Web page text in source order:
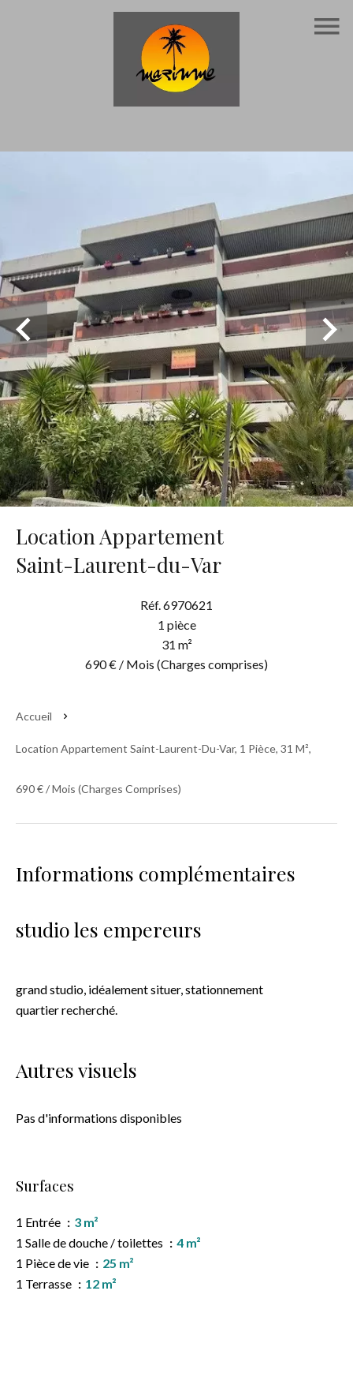
Location Appartement
Saint-Laurent-du-Var
Réf. 6970621
1 pièce
31 m²
690 € / Mois (Charges comprises)
Accueil
Location Appartement Saint-Laurent-Du-Var, 1 Pièce, 31 M²,
690 € / Mois (Charges Comprises)
Informations complémentaires
studio les empereurs
grand studio, idéalement situer, stationnement
quartier recherché.
Autres visuels
Pas d'informations disponibles
Surfaces
1 Entrée
3 m²
1 Salle de douche / toilettes
4 m²
1 Pièce de vie
25 m²
1 Terrasse
12 m²